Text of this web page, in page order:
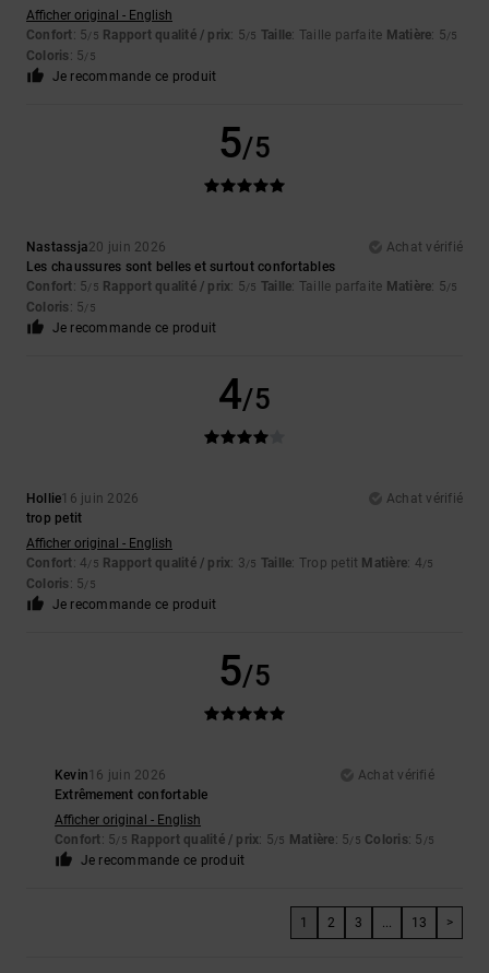
Afficher original - English
Confort: 5/5 Rapport qualité / prix: 5/5 Taille: Taille parfaite Matière: 5/5
Coloris: 5/5
Je recommande ce produit
5/5
Nastassja20 juin 2026
Achat vérifié
Les chaussures sont belles et surtout confortables
Confort: 5/5 Rapport qualité / prix: 5/5 Taille: Taille parfaite Matière: 5/5
Coloris: 5/5
Je recommande ce produit
4/5
Hollie16 juin 2026
Achat vérifié
trop petit
Afficher original - English
Confort: 4/5 Rapport qualité / prix: 3/5 Taille: Trop petit Matière: 4/5
Coloris: 5/5
Je recommande ce produit
5/5
Kevin16 juin 2026
Achat vérifié
Extrêmement confortable
Afficher original - English
Confort: 5/5 Rapport qualité / prix: 5/5 Matière: 5/5 Coloris: 5 /5
Je recommande ce produit
1 2 3 ... 13 >